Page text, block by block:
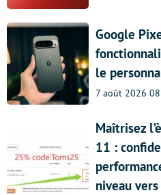
Google
le
7 août 2026
Maîtrisez
11 :
niveau